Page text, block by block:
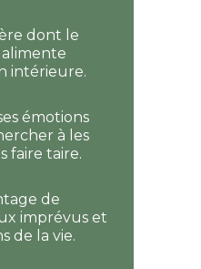
dont le
intérieure.
émotions
à les
faire taire.
de
imprévus et
de la vie.